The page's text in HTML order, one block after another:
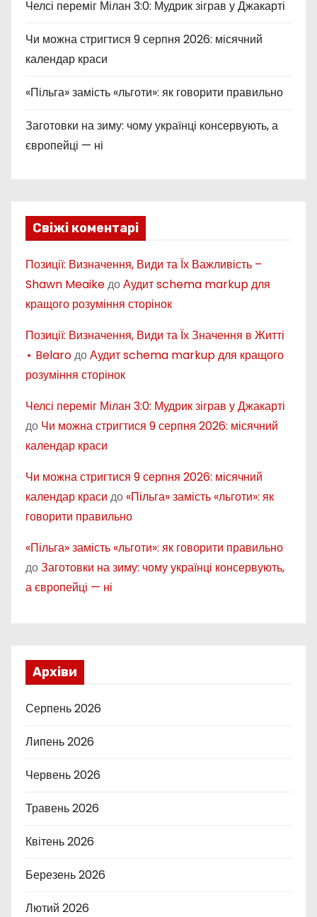
Челсі переміг Мілан 3:0: Мудрик зіграв у Джакарті
Чи можна стригтися 9 серпня 2026: місячний
календар краси
«Пільга» замість «льготи»: як говорити правильно
Заготовки на зиму: чому українці консервують, а
європейці — ні
Свіжі коментарі
Позиції: Визначення, Види та Їх Важливість –
Shawn MeaikeдоАудит schema markup для
кращого розуміння сторінок
Позиції: Визначення, Види та Їх Значення в Житті
⋆ BelaroдоАудит schema markup для кращого
розуміння сторінок
Челсі переміг Мілан 3:0: Мудрик зіграв у Джакарті
до Чи можна стригтися 9 серпня 2026: місячний
календар краси
Чи можна стригтися 9 серпня 2026: місячний
календар краси до «Пільга» замість «льготи»: як
говорити правильно
«Пільга» замість «льготи»: як говорити правильно
доЗаготовки на зиму: чому українці консервують,
а європейці — ні
Архіви
Серпень 2026
Липень 2026
Червень 2026
Травень 2026
Квітень 2026
Березень 2026
Лютий 2026